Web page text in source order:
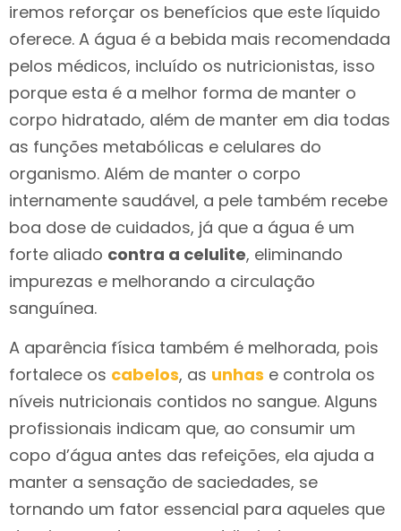
iremos reforçar os benefícios que este líquido
oferece. A água é a bebida mais recomendada
pelos médicos, incluído os nutricionistas, isso
porque esta é a melhor forma de manter o
corpo hidratado, além de manter em dia todas
as funções metabólicas e celulares do
organismo. Além de manter o corpo
internamente saudável, a pele também recebe
boa dose de cuidados, já que a água é um
forte aliado contra a celulite, eliminando
impurezas e melhorando a circulação
sanguínea.
A aparência física também é melhorada, pois
fortalece os cabelos, as unhas e controla os
níveis nutricionais contidos no sangue. Alguns
profissionais indicam que, ao consumir um
copo d’água antes das refeições, ela ajuda a
manter a sensação de saciedades, se
tornando um fator essencial para aqueles que